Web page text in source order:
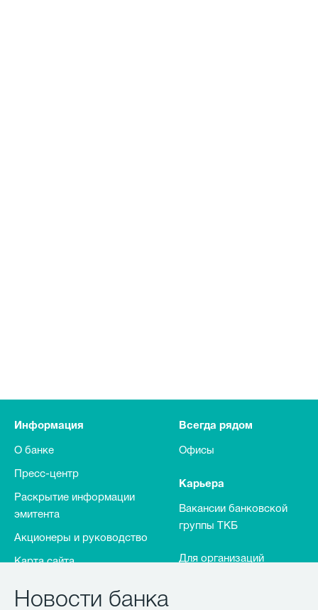
Новости банка
Информация
О банке
Пресс-центр
Раскрытие информации
эмитента
Акционеры и руководство
Карта сайта
Всегда рядом
Офисы
Карьера
Вакансии банковской
группы ТКБ
Для организаций